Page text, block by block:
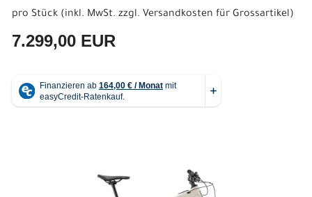
pro Stück (inkl. MwSt. zzgl. Versandkosten für Grossartikel)
7.299,00 EUR